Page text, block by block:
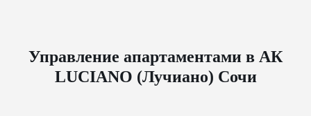
Управление апартаментами в АК
LUCIANO (Лучиано) Сочи